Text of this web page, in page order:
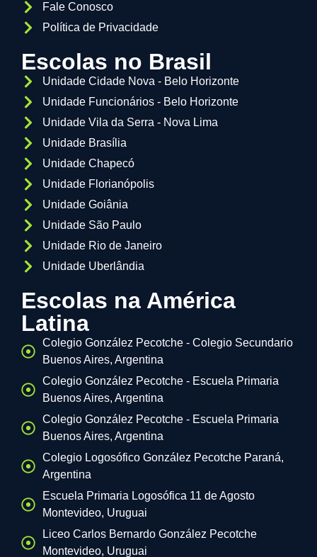
Fale Conosco
Política de Privacidade
Escolas no Brasil
Unidade Cidade Nova - Belo Horizonte
Unidade Funcionários - Belo Horizonte
Unidade Vila da Serra - Nova Lima
Unidade Brasília
Unidade Chapecó
Unidade Florianópolis
Unidade Goiânia
Unidade São Paulo
Unidade Rio de Janeiro
Unidade Uberlândia
Escolas na América
Latina
Colegio González Pecotche - Colegio Secundario
Buenos Aires, Argentina
Colegio González Pecotche - Escuela Primaria
Buenos Aires, Argentina
Colegio González Pecotche - Escuela Primaria
Buenos Aires, Argentina
Colegio Logosófico González Pecotche Paraná,
Argentina
Escuela Primaria Logosófica 11 de Agosto
Montevideo, Uruguai
Liceo Carlos Bernardo González Pecotche
Montevideo, Uruguai